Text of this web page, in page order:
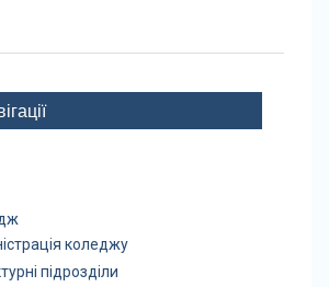
коледжу
підрозділи